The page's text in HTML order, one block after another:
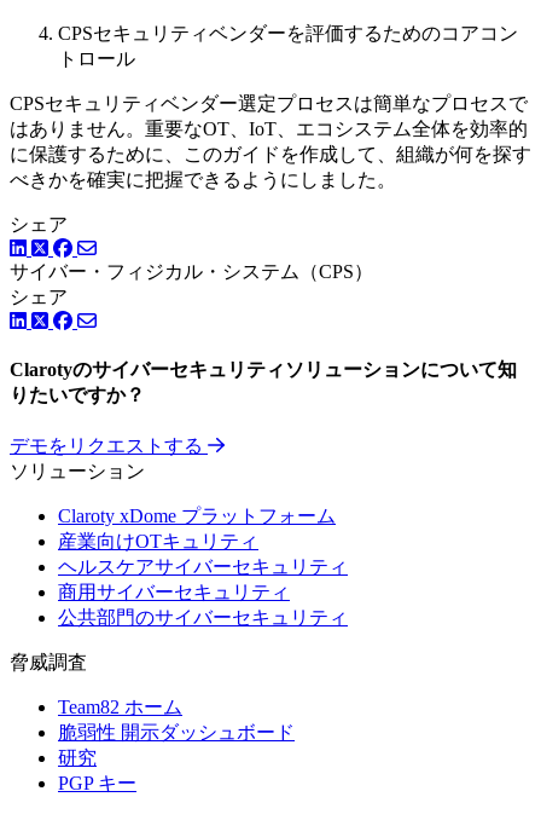
CPSセキュリティベンダーを評価するためのコアコン
トロール
CPSセキュリティベンダー選定プロセスは簡単なプロセスで
はありません。重要なOT、IoT、エコシステム全体を効率的
に保護するために、このガイドを作成して、組織が何を探す
べきかを確実に把握できるようにしました。
シェア
LinkedIn
ツイッター
Facebook
サイバー・フィジカル・システム（CPS）
シェア
LinkedIn
ツイッター
Facebook
Clarotyのサイバーセキュリティソリューションについて知
りたいですか？
デモをリクエストする
ソリューション
Claroty xDome プラットフォーム
産業向けOTキュリティ
ヘルスケアサイバーセキュリティ
商用サイバーセキュリティ
公共部門のサイバーセキュリティ
脅威調査
Team82 ホーム
脆弱性 開示ダッシュボード
研究
PGP キー